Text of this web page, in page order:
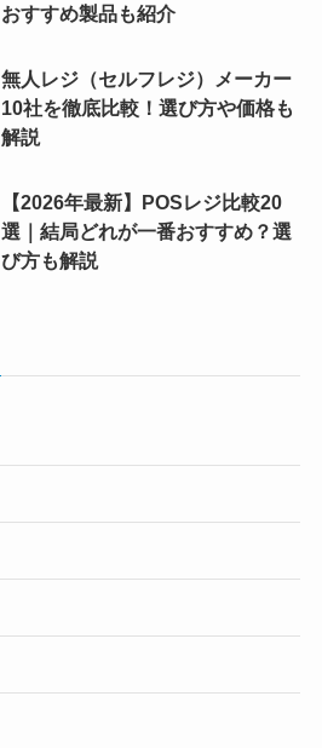
おすすめ製品も紹介
無人レジ（セルフレジ）メーカー
10社を徹底比較！選び方や価格も
解説
【2026年最新】POSレジ比較20
選｜結局どれが一番おすすめ？選
び方も解説